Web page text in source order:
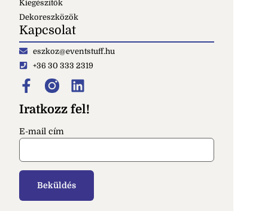
Kiegészítők
Dekoreszközök
Kapcsolat
eszkoz@eventstuff.hu
+36 30 333 2319
Iratkozz fel!
E-mail cím